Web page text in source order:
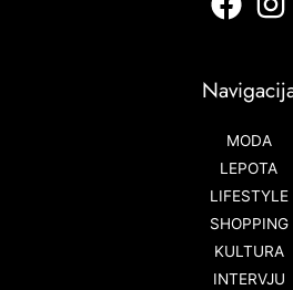
MODA
LEPOTA
LIFESTYLE
SHOPPING
KULTURA
INTERVJU